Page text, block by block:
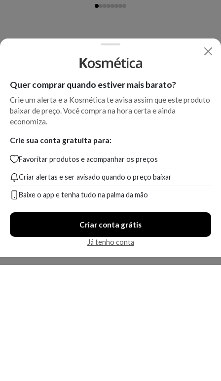
Quer comprar quando estiver mais barato?
Crie um alerta e a Kosmética te avisa assim que este produto
baixar de preço. Você compra na hora certa e ainda
economiza.
Crie sua conta gratuita para:
Favoritar produtos e acompanhar os preços
Criar alertas e ser avisado quando o preço baixar
Baixe o app e tenha tudo na palma da mão
Criar conta grátis
Já tenho conta